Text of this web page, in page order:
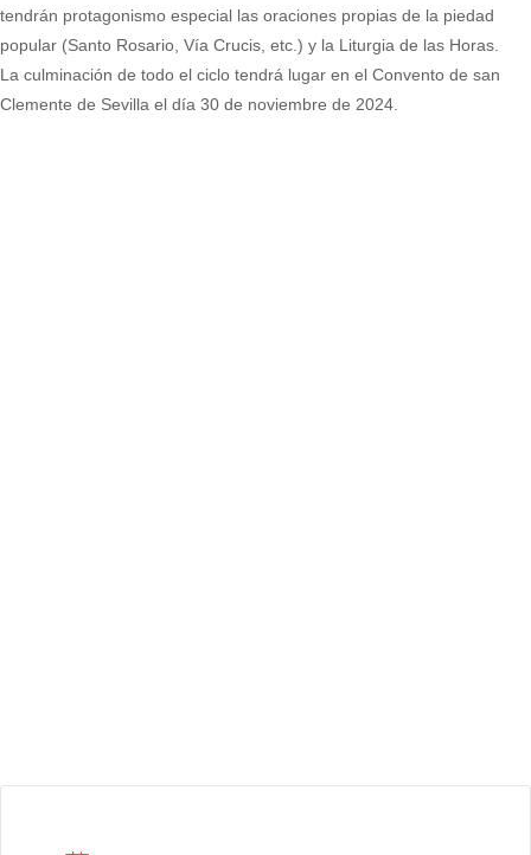
tendrán protagonismo especial las oraciones propias de la piedad
popular (Santo Rosario, Vía Crucis, etc.) y la Liturgia de las Horas.
La culminación de todo el ciclo tendrá lugar en el Convento de san
Clemente de Sevilla el día 30 de noviembre de 2024.